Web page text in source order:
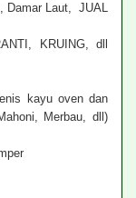
Damar Laut, JUAL
KRUING, dll
kayu oven dan
Merbau, dll)